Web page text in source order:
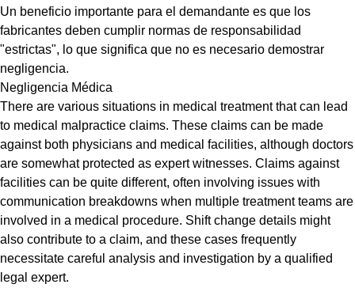
Un beneficio importante para el demandante es que los
fabricantes deben cumplir normas de responsabilidad
"estrictas", lo que significa que no es necesario demostrar
negligencia.
Negligencia Médica
There are various situations in medical treatment that can lead
to medical malpractice claims. These claims can be made
against both physicians and medical facilities, although doctors
are somewhat protected as expert witnesses. Claims against
facilities can be quite different, often involving issues with
communication breakdowns when multiple treatment teams are
involved in a medical procedure. Shift change details might
also contribute to a claim, and these cases frequently
necessitate careful analysis and investigation by a qualified
legal expert.